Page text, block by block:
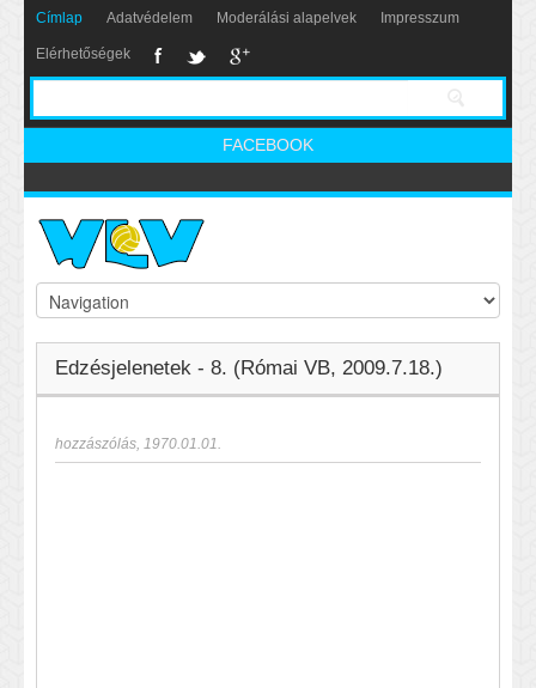
Címlap Adatvédelem Moderálási alapelvek Impresszum
Elérhetőségek
FACEBOOK
Edzésjelenetek - 8. (Római VB, 2009.7.18.)
hozzászólás, 1970.01.01.